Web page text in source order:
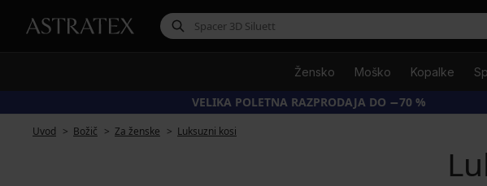
Žensko Moško Kopalke
VELIKA POLETNA RAZPRODAJA DO −70 %
Uvod Božič Za ženske Luksuzni kosi